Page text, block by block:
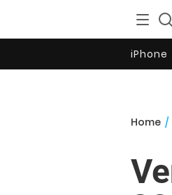
iPhone
Home /